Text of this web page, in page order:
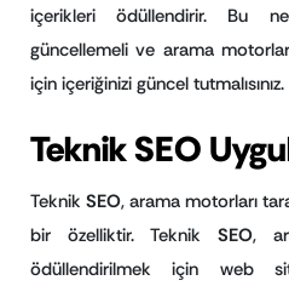
içerikleri ödüllendirir. Bu
güncellemeli ve arama
için içeriğinizi güncel tutmalısınız.
Teknik SEO
Teknik SEO, arama motorları
bir özelliktir. Teknik SEO,
ödüllendirilmek için web